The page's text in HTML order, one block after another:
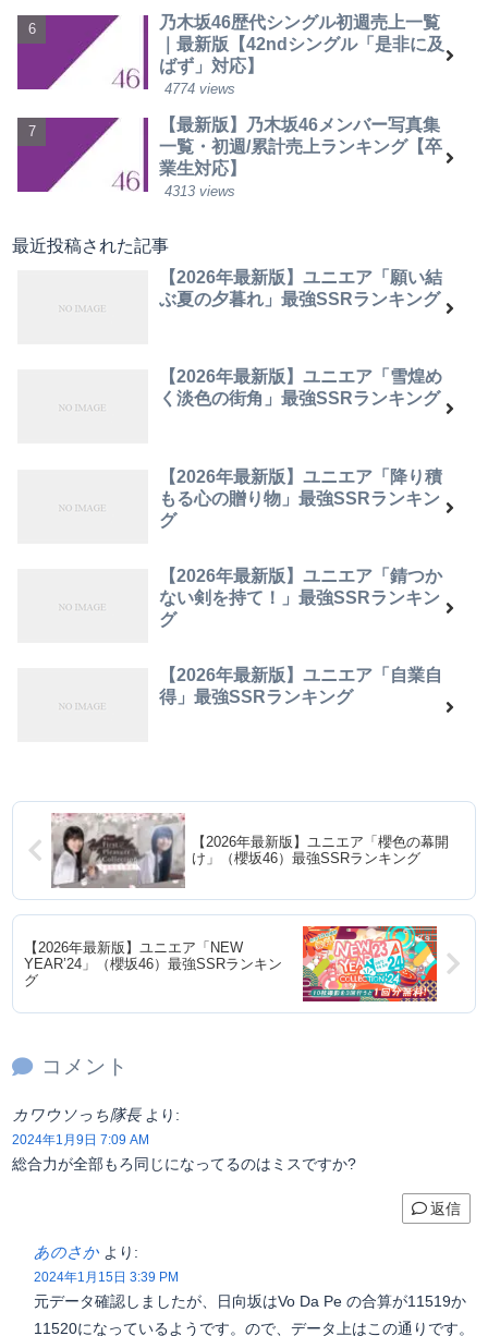
乃木坂46歴代シングル初週売上一覧
｜最新版【42ndシングル「是非に及
ばず」対応】
4774 views
【最新版】乃木坂46メンバー写真集
一覧・初週/累計売上ランキング【卒
業生対応】
4313 views
最近投稿された記事
【2026年最新版】ユニエア「願い結
ぶ夏の夕暮れ」最強SSRランキング
【2026年最新版】ユニエア「雪煌め
く淡色の街角」最強SSRランキング
【2026年最新版】ユニエア「降り積
もる心の贈り物」最強SSRランキン
グ
【2026年最新版】ユニエア「錆つか
ない剣を持て！」最強SSRランキン
グ
【2026年最新版】ユニエア「自業自
得」最強SSRランキング
【2026年最新版】ユニエア「櫻色の幕開
け」（櫻坂46）最強SSRランキング
【2026年最新版】ユニエア「NEW
YEAR’24」（櫻坂46）最強SSRランキン
グ
コメント
カワウソっち隊長 より:
2024年1月9日 7:09 AM
総合力が全部もろ同じになってるのはミスですか?
返信
あのさか より:
2024年1月15日 3:39 PM
元データ確認しましたが、日向坂はVo Da Pe の合算が11519か
11520になっているようです。ので、データ上はこの通りです。